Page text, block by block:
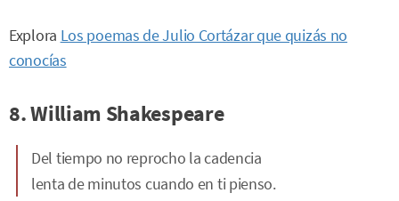
Explora Los poemas de Julio Cortázar que quizás no
conocías
8. William Shakespeare
Del tiempo no reprocho la cadencia
lenta de minutos cuando en ti pienso.